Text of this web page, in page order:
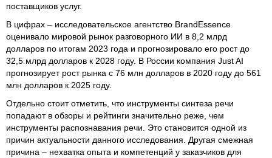
поставщиков услуг.
В цифрах – исследовательское агентство BrandEssence
оценивало мировой рынок разговорного ИИ в 8,2 млрд
долларов по итогам 2023 года и прогнозировало его рост до
32,5 млрд долларов к 2028 году. В России компания Just AI
прогнозирует рост рынка с 76 млн долларов в 2020 году до 561
млн долларов к 2025 году.
Отдельно стоит отметить, что инструменты синтеза речи
попадают в обзоры и рейтинги значительно реже, чем
инструменты распознавания речи. Это становится одной из
причин актуальности данного исследования. Другая смежная
причина – нехватка опыта и компетенций у заказчиков для